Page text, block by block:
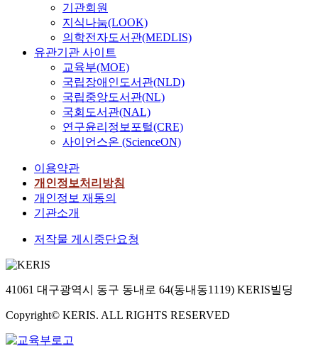
기관회원
지식나눔(LOOK)
의학전자도서관(MEDLIS)
유관기관 사이트
교육부(MOE)
국립장애인도서관(NLD)
국립중앙도서관(NL)
국회도서관(NAL)
연구윤리정보포털(CRE)
사이언스온 (ScienceON)
이용약관
개인정보처리방침
개인정보 재동의
기관소개
저작물 게시중단요청
41061 대구광역시 동구 동내로 64(동내동1119) KERIS빌딩
Copyright© KERIS. ALL RIGHTS RESERVED